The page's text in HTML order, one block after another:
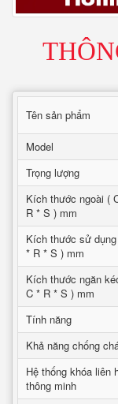
Tên sản phẩm
Model
Trọng lượng
Kích thước ngoài (
R * S ) mm
Kích thước sử
* R * S ) mm
Kích thước ngăn
C * R * S ) mm
Tính năng
Khả năng chống
Hệ thống khóa liên
thông minh